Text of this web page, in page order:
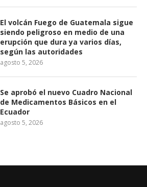
El volcán Fuego de Guatemala sigue
siendo peligroso en medio de una
erupción que dura ya varios días,
según las autoridades
agosto 5, 2026
Se aprobó el nuevo Cuadro Nacional
de Medicamentos Básicos en el
Ecuador
agosto 5, 2026